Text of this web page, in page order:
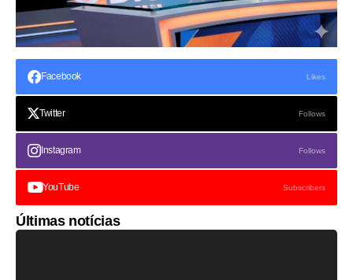
Facebook Likes
Twitter Follows
Instagram Follows
YouTube Subscribers
Últimas notícias